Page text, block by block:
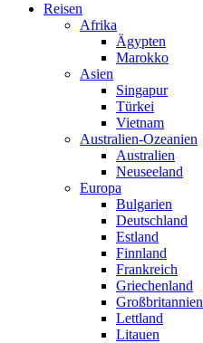
Reisen
Afrika
Ägypten
Marokko
Asien
Singapur
Türkei
Vietnam
Australien-Ozeanien
Australien
Neuseeland
Europa
Bulgarien
Deutschland
Estland
Finnland
Frankreich
Griechenland
Großbritannien
Lettland
Litauen